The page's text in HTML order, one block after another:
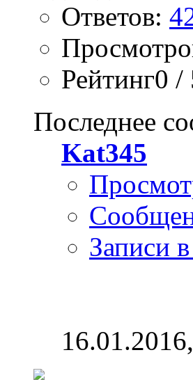
Ответов:
Рейтинг0 /
Последнее
Kat345
Записи
16.01.2016,